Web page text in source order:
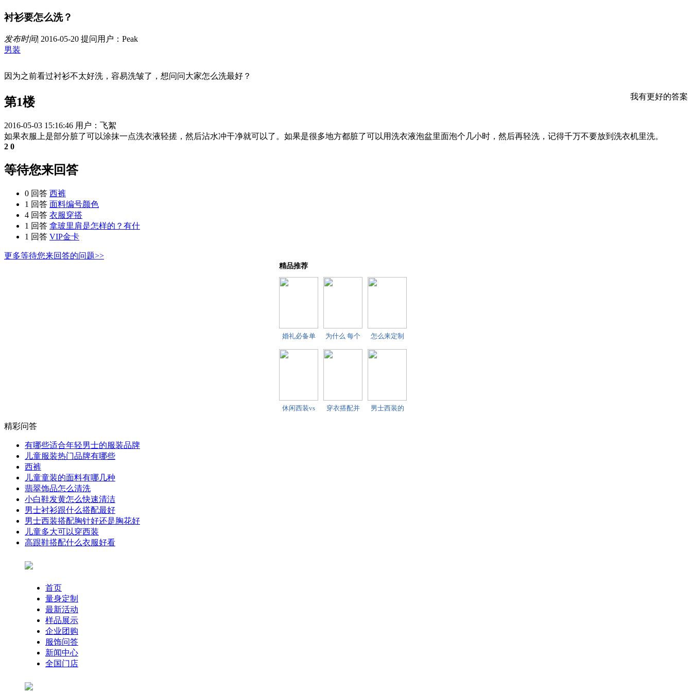
衬衫要怎么洗？
发布时间| 2016-05-20 提问用户：Peak
男装
因为之前看过衬衫不太好洗，容易洗皱了，想问问大家怎么洗最好？
我有更好的答案
第1楼
2016-05-03 15:16:46 用户：飞絮
如果衣服上是部分脏了可以涂抹一点洗衣液轻搓，然后沾水冲干净就可以了。如果是很多地方都脏了可以用洗衣液泡盆里面泡个几小时，然后再轻洗，记得千万不要放到洗衣机里洗。
2 0
等待您来回答
0 回答 西裤
1 回答 面料编号颜色
4 回答 衣服穿搭
1 回答 拿玻里肩是怎样的？有什
1 回答 VIP金卡
更多等待您来回答的问题>>
精品推荐
婚礼必备单
的
为什么 每个
拥
怎么来定制
休闲西装vs
穿衣搭配并
男士西装的
精彩问答
有哪些适合年轻男士的服装品牌
儿童服装热门品牌有哪些
西裤
儿童童装的面料有哪几种
翡翠饰品怎么清洗
小白鞋发黄怎么快速清洁
男士衬衫跟什么搭配最好
男士西装搭配胸针好还是胸花好
儿童多大可以穿西装
高跟鞋搭配什么衣服好看
首页
量身定制
最新活动
样品展示
企业团购
服饰问答
新闻中心
全国门店